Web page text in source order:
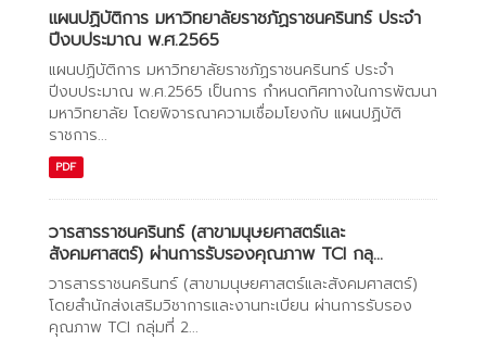
แผนปฏิบัติการ มหาวิทยาลัยราชภัฏราชนครินทร์ ประจำ
ปีงบประมาณ พ.ศ.2565
แผนปฏิบัติการ มหาวิทยาลัยราชภัฏราชนครินทร์ ประจำ
ปีงบประมาณ พ.ศ.2565 เป็นการ กำหนดทิศทางในการพัฒนา
มหาวิทยาลัย โดยพิจารณาความเชื่อมโยงกับ แผนปฏิบัติ
ราชการ...
PDF
วารสารราชนครินทร์ (สาขามนุษยศาสตร์และ
สังคมศาสตร์) ผ่านการรับรองคุณภาพ TCI กลุ...
วารสารราชนครินทร์ (สาขามนุษยศาสตร์และสังคมศาสตร์)
โดยสำนักส่งเสริมวิชาการและงานทะเบียน ผ่านการรับรอง
คุณภาพ TCI กลุ่มที่ 2...